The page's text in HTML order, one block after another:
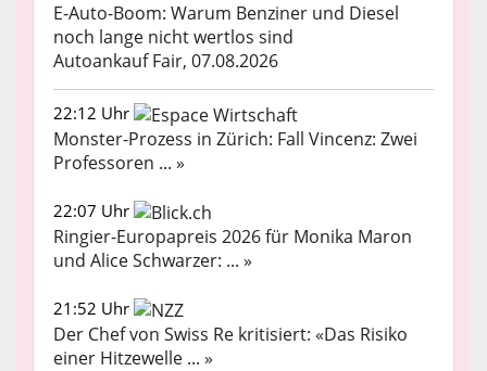
E-Auto-Boom: Warum Benziner und Diesel
noch lange nicht wertlos sind
Autoankauf Fair, 07.08.2026
22:12 Uhr
Monster-Prozess in Zürich: Fall Vincenz: Zwei
Professoren ... »
22:07 Uhr
Ringier-Europapreis 2026 für Monika Maron
und Alice Schwarzer: ... »
21:52 Uhr
Der Chef von Swiss Re kritisiert: «Das Risiko
einer Hitzewelle ... »